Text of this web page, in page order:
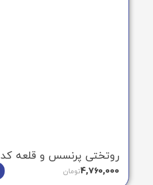
روتختی پرنسس و قلعه کد B314
4,760,000تومان